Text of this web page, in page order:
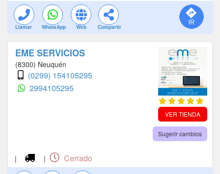
Llamar WhatsApp Web Compartir
EME SERVICIOS
(8300) Neuquén
(0299) 154105295
2994105295
VER TIENDA
Sugerir cambios
| | Cerrado